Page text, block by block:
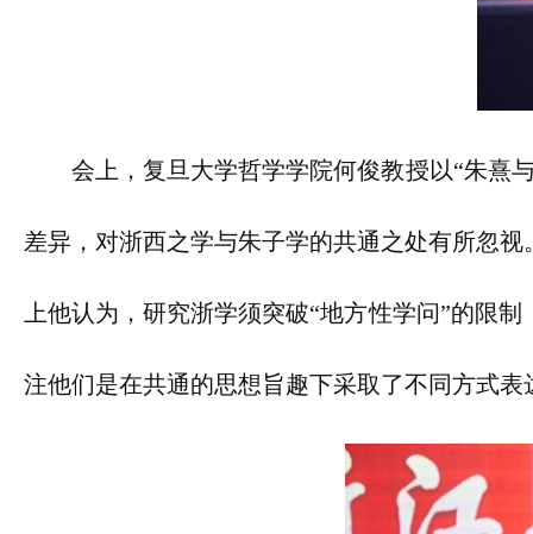
会上，复旦大学哲学学院何俊教授以“朱熹
差异，对浙西之学与朱子学的共通之处有所忽
上他认为，研究浙学须突破“地方性学问”的限
注他们是在共通的思想旨趣下采取了不同方式